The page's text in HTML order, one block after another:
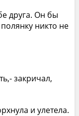
друга. Он бы
никто не
закричал,
и улетела.